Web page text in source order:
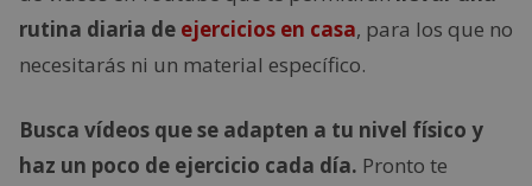
rutina diaria de ejercicios en casa, para los que no
necesitarás ni un material específico.
Busca vídeos que se adapten a tu nivel físico y
haz un poco de ejercicio cada día. Pronto te